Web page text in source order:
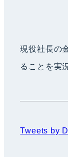
現役社長の
ることを実
Tweets by